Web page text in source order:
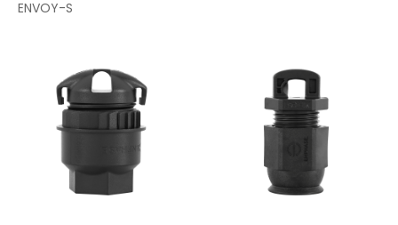
ENVOY-S